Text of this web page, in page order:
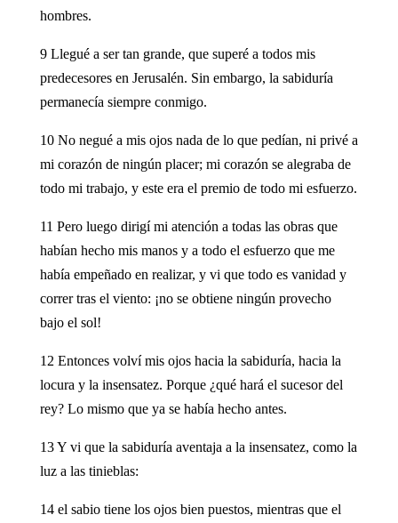
hombres.
9 Llegué a ser tan grande, que superé a todos mis
predecesores en Jerusalén. Sin embargo, la sabiduría
permanecía siempre conmigo.
10 No negué a mis ojos nada de lo que pedían, ni privé a
mi corazón de ningún placer; mi corazón se alegraba de
todo mi trabajo, y este era el premio de todo mi esfuerzo.
11 Pero luego dirigí mi atención a todas las obras que
habían hecho mis manos y a todo el esfuerzo que me
había empeñado en realizar, y vi que todo es vanidad y
correr tras el viento: ¡no se obtiene ningún provecho
bajo el sol!
12 Entonces volví mis ojos hacia la sabiduría, hacia la
locura y la insensatez. Porque ¿qué hará el sucesor del
rey? Lo mismo que ya se había hecho antes.
13 Y vi que la sabiduría aventaja a la insensatez, como la
luz a las tinieblas:
14 el sabio tiene los ojos bien puestos, mientras que el